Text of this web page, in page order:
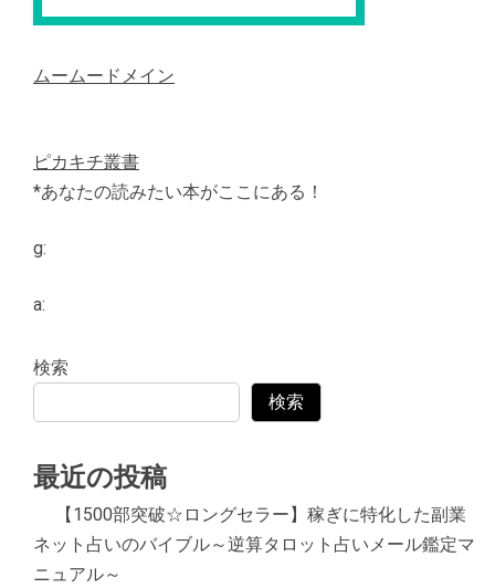
ムームードメイン
ピカキチ叢書
*あなたの読みたい本がここにある！
g:
a:
検索
検索
最近の投稿
【1500部突破☆ロングセラー】稼ぎに特化した副業
ネット占いのバイブル～逆算タロット占いメール鑑定マ
ニュアル～